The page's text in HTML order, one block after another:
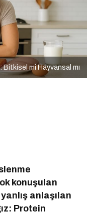
mi Hayvansal mı
konuşulan
anlaşılan
Protein